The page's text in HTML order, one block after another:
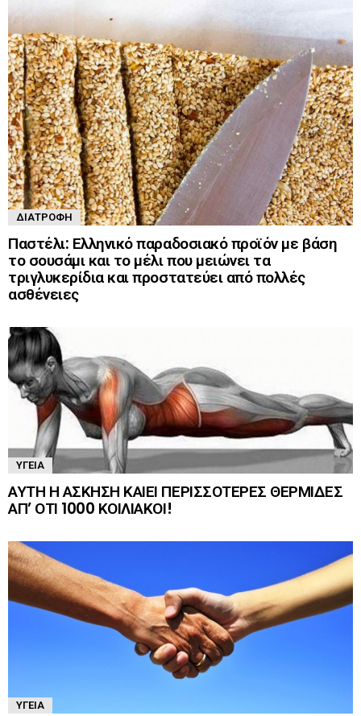
ΔΙΑΤΡΟΦΉ
Παστέλι: Ελληνικό παραδοσιακό προϊόν με βάση
το σουσάμι και το μέλι που μειώνει τα
τριγλυκερίδια και προστατεύει από πολλές
ασθένειες
ΥΓΕΊΑ
ΑΥΤΗ Η ΑΣΚΗΣΗ ΚΑΙΕΙ ΠΕΡΙΣΣΟΤΕΡΕΣ ΘΕΡΜΙΔΕΣ
ΑΠ’ ΟΤΙ 1000 ΚΟΙΛΙΑΚΟΙ!
ΥΓΕΊΑ